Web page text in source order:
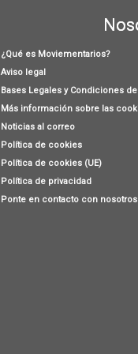
¿Qué es Moviementarios?
Aviso legal
Bases Legales y Condiciones
Más información sobre las
Noticias al correo
Política de cookies
Política de cookies (UE)
Política de privacidad
Ponte en contacto con nosotros